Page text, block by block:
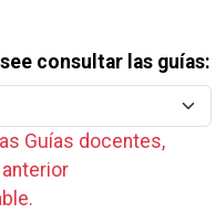
consultar las guías:
Guías docentes,